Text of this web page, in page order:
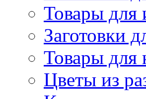
Товары для
Заготовки
Товары для
Цветы из